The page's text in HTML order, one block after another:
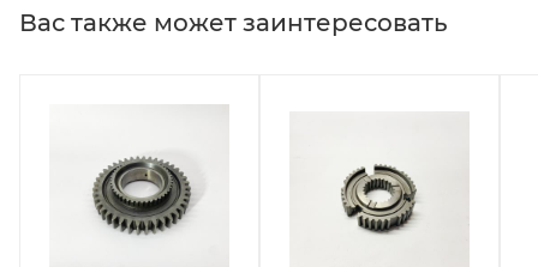
Вас также может заинтересовать